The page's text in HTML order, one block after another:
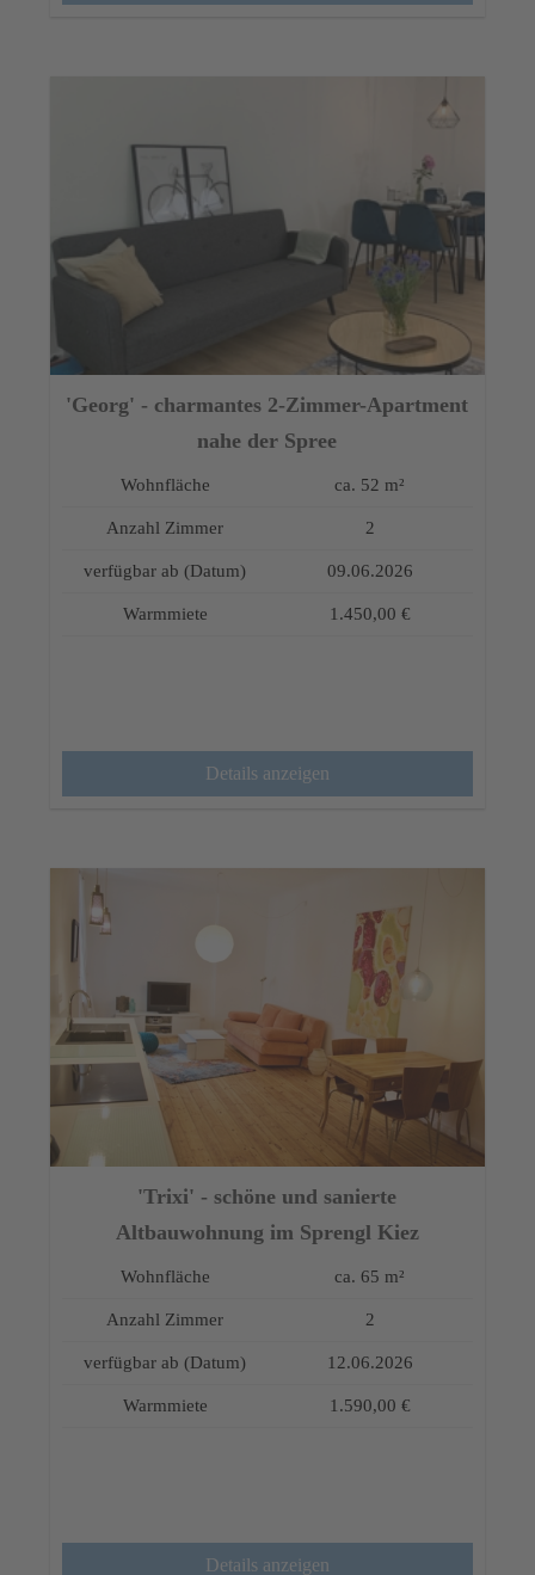
'Georg' - charmantes 2-Zimmer-Apartment
nahe der Spree
Wohnfläche ca. 52 m²
Anzahl Zimmer 2
verfügbar ab (Datum) 09.06.2026
Warmmiete 1.450,00 €
Details anzeigen
'Trixi' - schöne und sanierte
Altbauwohnung im Sprengl Kiez
Wohnfläche ca. 65 m²
Anzahl Zimmer 2
verfügbar ab (Datum) 12.06.2026
Warmmiete 1.590,00 €
Details anzeigen